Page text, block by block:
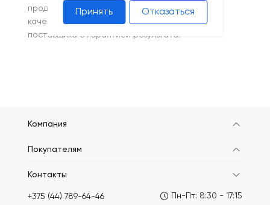
продукцию в компании KRONEX, вы получаете
качественный материал от проверенного
поставщика с гарантией результата.
Компания
Покупателям
Контакты
+375 (44) 789-64-46
Пн-Пт: 8:30 - 17:15
Принять Отказаться